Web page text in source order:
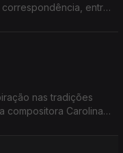
entre
nas tradições
compositora Carolina